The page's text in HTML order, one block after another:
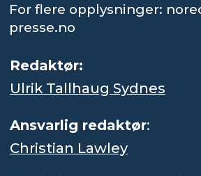
For flere opplysninger:
presse.no
Redaktør:
Ulrik Tallhaug Sydnes
Ansvarlig redaktør:
Christian Lawley